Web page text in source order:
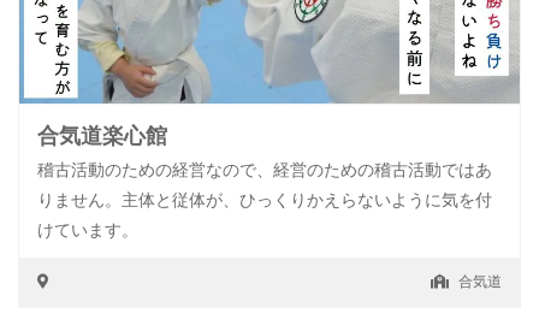
合気道楽心館
稽古活動のための経営なので、経営のための稽古活動ではあ
りません。主体と従体が、ひっくりかえらないように気を付
けています。
合気道